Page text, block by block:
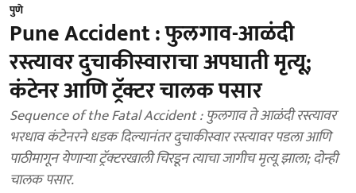
पुणे
Pune Accident : फुलगाव-आळंदी
रस्त्यावर दुचाकीस्वाराचा अपघाती मृत्यू;
कंटेनर आणि ट्रॅक्टर चालक पसार
Sequence of the Fatal Accident : फुलगाव ते आळंदी रस्त्यावर
भरधाव कंटेनरने धडक दिल्यानंतर दुचाकीस्वार रस्त्यावर पडला आणि
पाठीमागून येणाऱ्या ट्रॅक्टरखाली चिरडून त्याचा जागीच मृत्यू झाला; दोन्ही
चालक पसार.